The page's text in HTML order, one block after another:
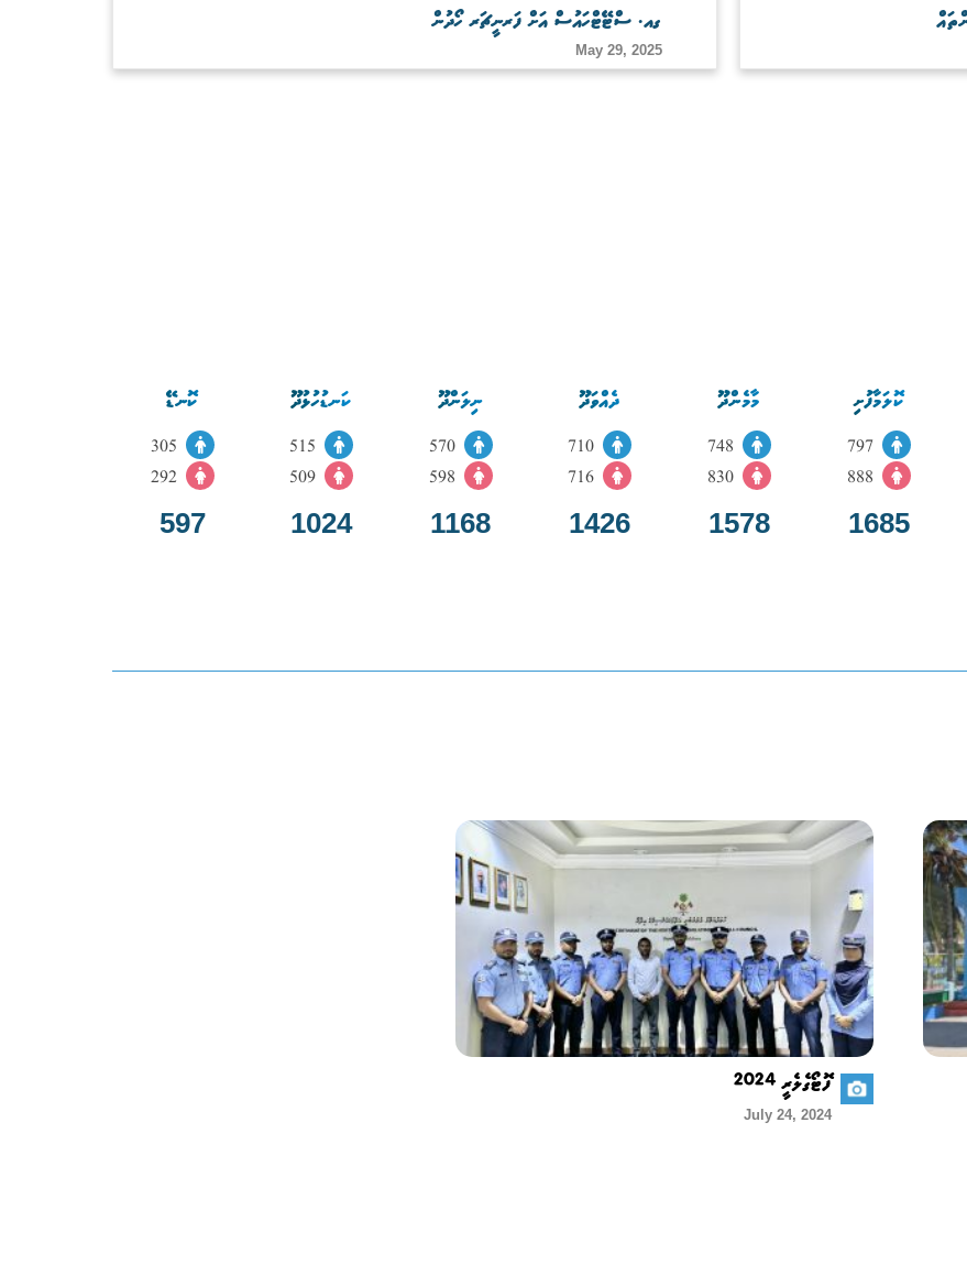
ގއ. ސްޓޭޓްހައުސް އަށް ފަރނީޗަރ ހޯދުން
May 29, 2025
ކޮލަމާފުށި
797
1685
މާމެންދޫ
748
830
1578
ދެއްވަދޫ
710
716
1426
ނިލަންދޫ
570
1168
ކަނޑުހުޅުދޫ
515
509
1024
ކޮނޑޭ
292
597
ފޮޓޯގެލެރީ 2024
July 24, 2024